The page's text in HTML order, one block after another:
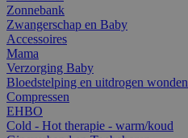
Zonnebank
Zwangerschap en Baby
Accessoires
Mama
Verzorging Baby
Bloedstelping en uitdrogen wonden
Compressen
EHBO
Cold - Hot therapie - warm/koud